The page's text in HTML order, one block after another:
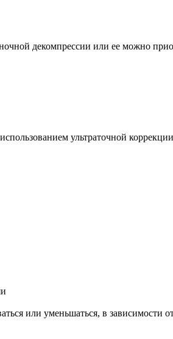
декомпрессии или ее можно
ультраточной
или уменьшаться, в зависимости